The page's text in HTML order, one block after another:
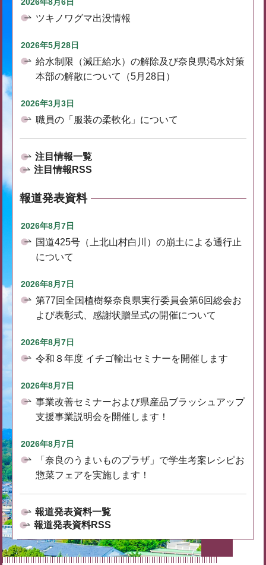
ツキノワグマ出没情報
2026年5月28日
給水制限（減圧給水）の解除及び奈良県渇水対策
本部の解散について（5月28日）
2026年3月3日
職員の「服装の柔軟化」について
注目情報一覧
注目情報RSS
報道発表資料
2026年8月7日
国道425号（上北山村白川）の崩土による通行止
について
2026年8月7日
第77回全国植樹祭奈良県実行委員会第6回総会お
よび表彰式、感謝状贈呈式の開催について
2026年8月7日
令和８年度 イチゴ輸出セミナーを開催します
2026年8月7日
事業改善セミナーおよび県産品ブラッシュアップ
支援事業説明会を開催します！
2026年8月7日
「奈良のうまいものプラザ」で学生考案レシピお
惣菜フェアを実施します！
報道発表資料一覧
報道発表資料RSS